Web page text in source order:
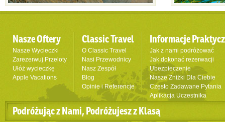
Nasze Oftery
Nasze Wycieczki
Zarezerwuj Przeloty
Ułóż wycieczkę
Apple Vacations
Classic Travel
O Classic Travel
Nasi Przewodnicy
Nasz Zespół
Blog
Opinie i Referencje
Informacje
Jak z nami podróżować
Jak dokonać rezerwacji
Ubezpieczenie
Nasze Zniżki Dla Ciebie
Często Zadawane Pytania
Aplikacja Uczestnika
Podróżując z Nami, Podróżujesz z Klasą